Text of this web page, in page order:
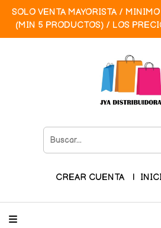
SOLO VENTA MAYORISTA /
(MIN 5 PRODUCTOS) / LOS
CREAR CUENTA